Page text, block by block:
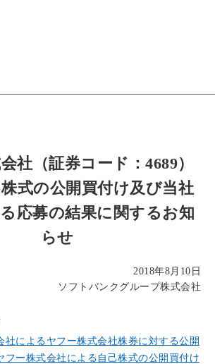
社（証券コード：4689）
式の公開買付け及び当社
応募の結果に関するお知
らせ
2018年8月10日
ソフトバンクグループ株式会社
社によるヤフー株式会社株券に対する公開
フー株式会社による自己株式の公開買付け